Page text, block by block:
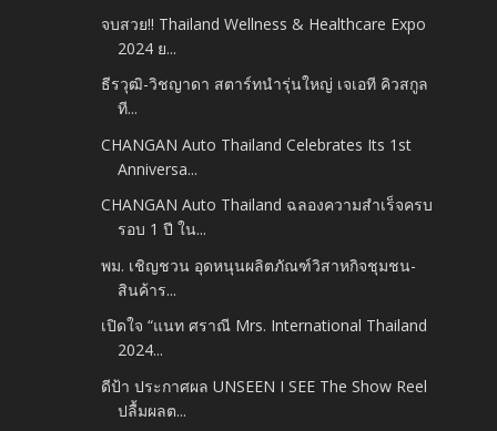
จบสวย!! Thailand Wellness & Healthcare Expo
2024 ย...
ธีรวุฒิ-วิชญาดา สตาร์ทนำรุ่นใหญ่ เจเอที คิวสกูล
ที...
CHANGAN Auto Thailand Celebrates Its 1st
Anniversa...
CHANGAN Auto Thailand ฉลองความสำเร็จครบ
รอบ 1 ปี ใน...
พม. เชิญชวน อุดหนุนผลิตภัณฑ์วิสาหกิจชุมชน-
สินค้าร...
เปิดใจ “แนท ศราณี Mrs. International Thailand
2024...
ดีป้า ประกาศผล UNSEEN I SEE The Show Reel
ปลื้มผลต...